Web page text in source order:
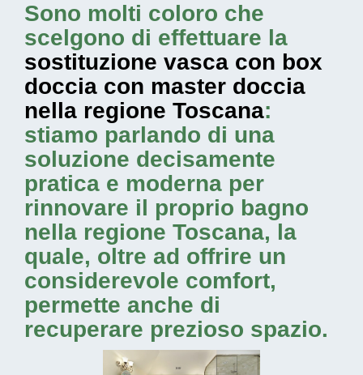
Sono molti coloro che
scelgono di effettuare la
sostituzione vasca con box
doccia con master doccia
nella regione Toscana:
stiamo parlando di una
soluzione decisamente
pratica e moderna per
rinnovare il proprio bagno
nella regione Toscana, la
quale, oltre ad offrire un
considerevole comfort,
permette anche di
recuperare prezioso spazio.